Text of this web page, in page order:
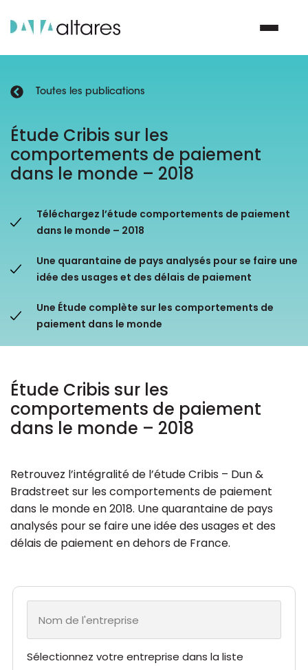
Nous contacter
Vos enjeux
Nos data
Notre groupe
Toutes les publications
Étude Cribis sur les
comportements de paiement
dans le monde – 2018
Téléchargez l’étude comportements de paiement
dans le monde – 2018
Une quarantaine de pays analysés pour se faire une
idée des usages et des délais de paiement
Une Étude complète sur les comportements de
paiement dans le monde
Étude Cribis sur les
comportements de paiement
dans le monde – 2018
Retrouvez l’intégralité de l’étude Cribis – Dun &
Bradstreet sur les comportements de paiement
dans le monde en 2018. Une quarantaine de pays
analysés pour se faire une idée des usages et des
délais de paiement en dehors de France.
Sélectionnez votre entreprise dans la liste